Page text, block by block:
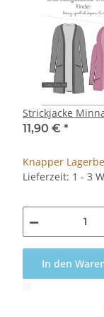
Strickjacke
11,90 € *
Knapper
Lieferzeit: 1 - 3
In den